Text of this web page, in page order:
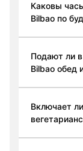
Каковы
Bilbao по
Подают ли
Bilbao обед
Включает